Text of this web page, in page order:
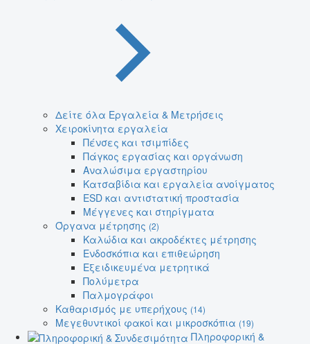
Δείτε όλα Εργαλεία & Μετρήσεις
Χειροκίνητα εργαλεία
Πένσες και τσιμπίδες
Πάγκος εργασίας και οργάνωση
Αναλώσιμα εργαστηρίου
Κατσαβίδια και εργαλεία ανοίγματος
ESD και αντιστατική προστασία
Μέγγενες και στηρίγματα
Όργανα μέτρησης (2)
Καλώδια και ακροδέκτες μέτρησης
Ενδοσκόπια και επιθεώρηση
Εξειδικευμένα μετρητικά
Πολύμετρα
Παλμογράφοι
Καθαρισμός με υπερήχους (14)
Μεγεθυντικοί φακοί και μικροσκόπια (19)
Πληροφορική &